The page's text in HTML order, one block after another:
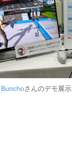
Bunchoさんのデモ展示